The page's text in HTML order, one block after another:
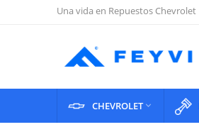
Una vida en Repuestos Chevrolet
CHEVROLET